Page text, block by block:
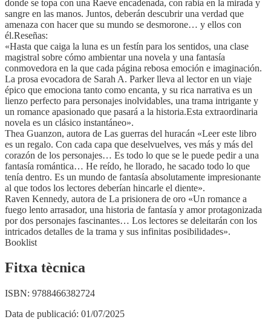
donde se topa con una Raeve encadenada, con rabia en la mirada y
sangre en las manos. Juntos, deberán descubrir una verdad que
amenaza con hacer que su mundo se desmorone… y ellos con
él.Reseñas:
«Hasta que caiga la luna es un festín para los sentidos, una clase
magistral sobre cómo ambientar una novela y una fantasía
conmovedora en la que cada página rebosa emoción e imaginación.
La prosa evocadora de Sarah A. Parker lleva al lector en un viaje
épico que emociona tanto como encanta, y su rica narrativa es un
lienzo perfecto para personajes inolvidables, una trama intrigante y
un romance apasionado que pasará a la historia.Esta extraordinaria
novela es un clásico instantáneo».
Thea Guanzon, autora de Las guerras del huracán «Leer este libro
es un regalo. Con cada capa que deselvuelves, ves más y más del
corazón de los personajes… Es todo lo que se le puede pedir a una
fantasía romántica… He reído, he llorado, he sacado todo lo que
tenía dentro. Es un mundo de fantasía absolutamente impresionante
al que todos los lectores deberían hincarle el diente».
Raven Kennedy, autora de La prisionera de oro «Un romance a
fuego lento arrasador, una historia de fantasía y amor protagonizada
por dos personajes fascinantes… Los lectores se deleitarán con los
intricados detalles de la trama y sus infinitas posibilidades».
Booklist
Fitxa tècnica
ISBN: 9788466382724
Data de publicació: 01/07/2025